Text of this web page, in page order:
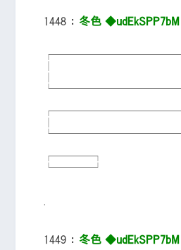
1448 ： 冬色 ◆udEkSPP7bM
┌────┐
└────┘
1449 ： 冬色 ◆udEkSPP7bM